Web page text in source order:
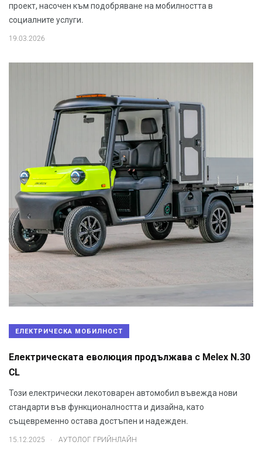
проект, насочен към подобряване на мобилността в
социалните услуги.
19.03.2026
ЕЛЕКТРИЧЕСКА МОБИЛНОСТ
Електрическата еволюция продължава с Melex N.30
CL
Този електрически лекотоварен автомобил въвежда нови
стандарти във функционалността и дизайна, като
същевременно остава достъпен и надежден.
15.12.2025 . АУТОЛОГ ГРИЙНЛАЙН